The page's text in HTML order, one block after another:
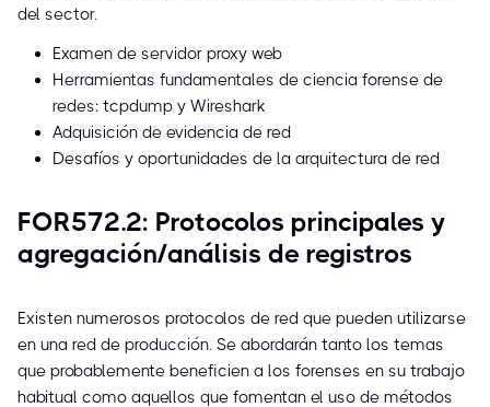
del sector.
Examen de servidor proxy web
Herramientas fundamentales de ciencia forense de
redes: tcpdump y Wireshark
Adquisición de evidencia de red
Desafíos y oportunidades de la arquitectura de red
FOR572.2: Protocolos principales y
agregación/análisis de registros
Existen numerosos protocolos de red que pueden utilizarse
en una red de producción. Se abordarán tanto los temas
que probablemente beneficien a los forenses en su trabajo
habitual como aquellos que fomentan el uso de métodos